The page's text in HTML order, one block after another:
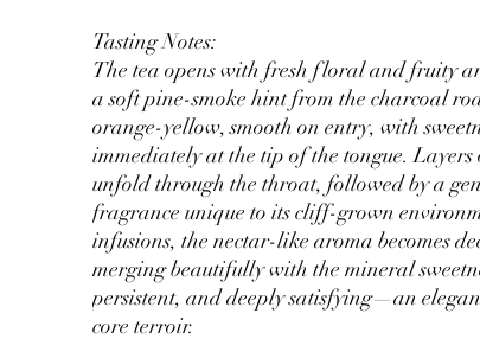
Tasting Notes:
The tea opens with fresh floral and fruity
a soft pine-smoke hint from the charcoal
orange-yellow, smooth on entry, with
immediately at the tip of the tongue. Layers
unfold through the throat, followed by a
fragrance unique to its cliff-grown
infusions, the nectar-like aroma becomes
merging beautifully with the mineral
persistent, and deeply satisfying—an
core terroir.